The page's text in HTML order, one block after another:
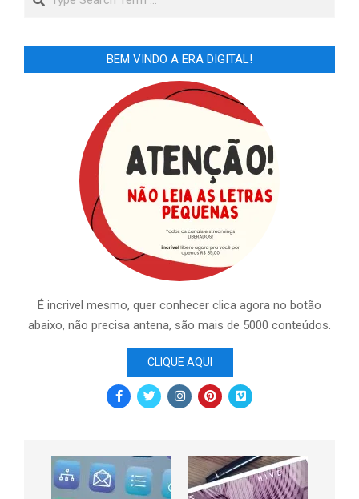
BEM VINDO A ERA DIGITAL!
É incrivel mesmo, quer conhecer clica agora no botão
abaixo, não precisa antena, são mais de 5000 conteúdos.
CLIQUE AQUI